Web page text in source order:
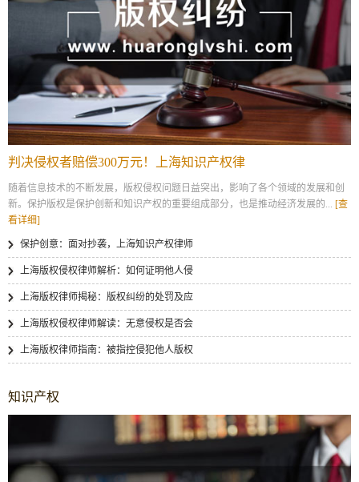
判决侵权者赔偿300万元！上海知识产权律
随着信息技术的不断发展，版权侵权问题日益突出，影响了各个领域的发展和创
新。保护版权是保护创新和知识产权的重要组成部分，也是推动经济发展的... [查
看详细]
保护创意：面对抄袭，上海知识产权律师
上海版权侵权律师解析：如何证明他人侵
上海版权律师揭秘：版权纠纷的处罚及应
上海版权侵权律师解读：无意侵权是否会
上海版权律师指南：被指控侵犯他人版权
知识产权